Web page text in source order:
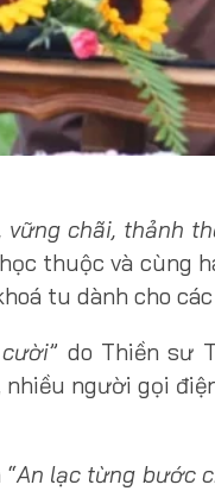
chãi, thảnh
thuộc và
tu dành cho
” do Thiền sư
nhiều người gọi
An lạc từng bước